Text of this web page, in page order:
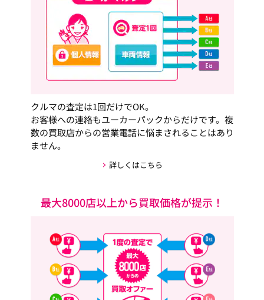
クルマの査定は1回だけでOK。
お客様への連絡もユーカーパックからだけです。複
数の買取店からの営業電話に悩まされることはあり
ません。
詳しくはこちら
最大8000店以上から買取価格が提示！